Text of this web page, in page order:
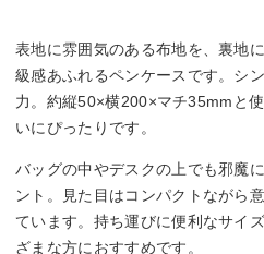
表地に雰囲気のある布地を、裏地
級感あふれるペンケースです。シ
力。約縦50×横200×マチ35mmと
いにぴったりです。
バッグの中やデスクの上でも邪魔
ント。見た目はコンパクトながら
ています。持ち運びに便利なサイ
ざまな方におすすめです。